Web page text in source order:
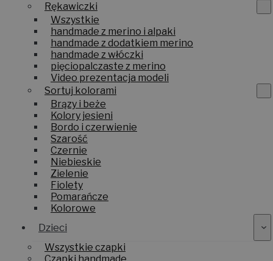
Rękawiczki
Wszystkie
handmade z merino i alpaki
handmade z dodatkiem merino
handmade z włóczki
pięciopalczaste z merino
Video prezentacja modeli
Sortuj kolorami
Brązy i beże
Kolory jesieni
Bordo i czerwienie
Szarość
Czernie
Niebieskie
Zielenie
Fiolety
Pomarańcze
Kolorowe
Dzieci
Wszystkie czapki